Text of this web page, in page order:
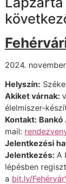
2024.
Helyszín:
Akiket várnak:
élelmiszer-
Kontakt: Bankó
mail:
Jelentkezési
Jelentkezés: A
lépésben
a bit.ly/